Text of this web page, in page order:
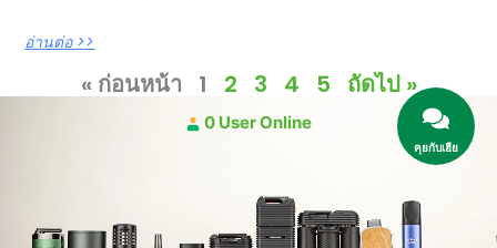
อ่านต่อ >>
« ก่อนหน้า 1 2 3 4 5 ถัดไป »
0 User Online